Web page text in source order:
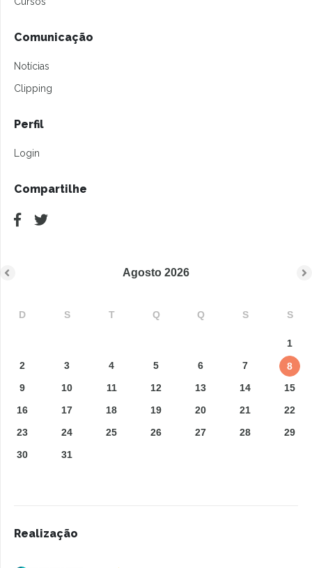
Comunicação
Notícias
Clipping
Perfil
Login
Compartilhe
Agosto 2026
D S T Q Q S S
1
2
3 4 5 6 7
8
9
10 11 12 13 14
15
16
17 18 19 20 21
22
23
24 25 26 27 28
29
30
31
Realização